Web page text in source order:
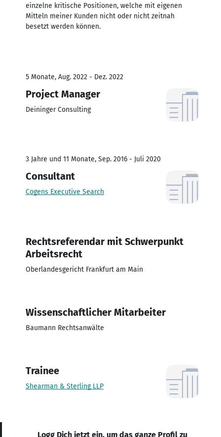
einzelne kritische Positionen, welche mit eigenen
Mitteln meiner Kunden nicht oder nicht zeitnah
besetzt werden können.
5 Monate, Aug. 2022 - Dez. 2022
Project Manager
Deininger Consulting
3 Jahre und 11 Monate, Sep. 2016 - Juli 2020
Consultant
Cogens Executive Search
Rechtsreferendar mit Schwerpunkt
Arbeitsrecht
Oberlandesgericht Frankfurt am Main
Wissenschaftlicher Mitarbeiter
Baumann Rechtsanwälte
Trainee
Shearman & Sterling LLP
Logg Dich jetzt ein, um das ganze Profil zu